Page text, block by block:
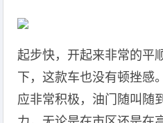
起步快，开起来非常的平
下，这款车也没有顿挫感
应非常积极，油门随叫随